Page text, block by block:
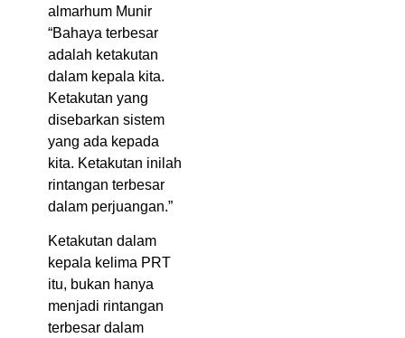
almarhum Munir
“Bahaya terbesar
adalah ketakutan
dalam kepala kita.
Ketakutan yang
disebarkan sistem
yang ada kepada
kita. Ketakutan inilah
rintangan terbesar
dalam perjuangan.”
Ketakutan dalam
kepala kelima PRT
itu, bukan hanya
menjadi rintangan
terbesar dalam